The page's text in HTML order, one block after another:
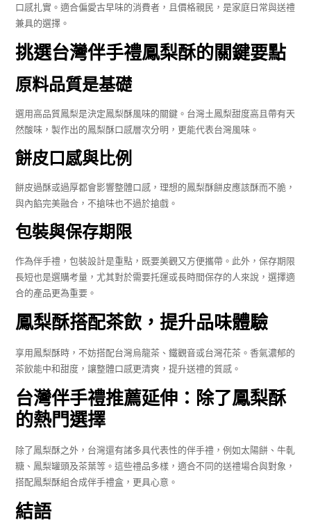
口感扎實。適合偏愛古早味的消費者，且價格親民，是家庭日常與送禮
兼具的選擇。
挑選台灣伴手禮鳳梨酥的關鍵要點
原料品質是基礎
選用高品質鳳梨是決定鳳梨酥風味的關鍵。台灣土鳳梨甜度高且帶有天
然酸味，製作出的鳳梨酥口感層次分明，更能代表台灣風味。
餅皮口感與比例
餅皮過酥或過厚都會影響整體口感，理想的鳳梨酥餅皮應該酥而不脆，
與內餡完美融合，不搶味也不過於搶戲。
包裝與保存期限
作為伴手禮，包裝設計是重點，既要美觀又方便攜帶。此外，保存期限
長短也是選購考量，尤其對於需要托運或長時間保存的人來說，選擇適
合的產品更為重要。
鳳梨酥搭配茶飲，提升品味體驗
享用鳳梨酥時，不妨搭配台灣烏龍茶、鐵觀音或台灣花茶。香氣濃郁的
茶飲能中和甜度，讓整體口感更清爽，提升送禮的質感。
台灣伴手禮推薦延伸：除了鳳梨酥
的熱門選擇
除了鳳梨酥之外，台灣還有諸多具代表性的伴手禮，例如太陽餅、牛軋
糖、鳳梨罐頭及茶葉等。這些禮品多樣，適合不同的送禮場合與對象，
搭配鳳梨酥組合成伴手禮盒，更具心意。
結語